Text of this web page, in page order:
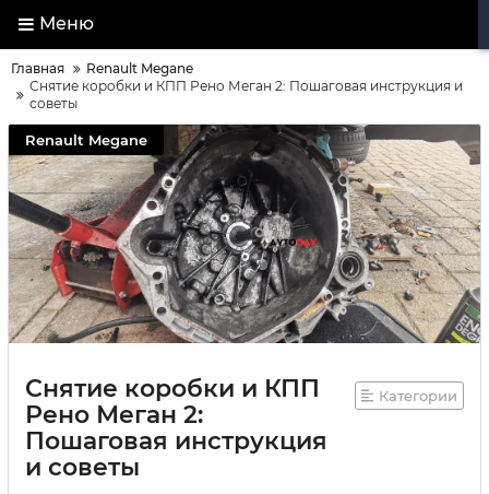
Меню
Главная
Renault Megane
Снятие коробки и КПП Рено Меган 2: Пошаговая инструкция и
советы
Renault Megane
Снятие коробки и КПП
Рено Меган 2:
Пошаговая инструкция
и советы
Категории